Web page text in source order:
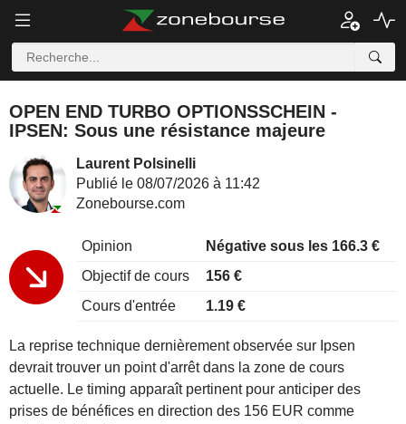
OPEN END TURBO OPTIONSSCHEIN -
IPSEN: Sous une résistance majeure
Laurent Polsinelli
Publié le 08/07/2026 à 11:42
Zonebourse.com
Opinion
Négative sous les 166.3 €
Objectif de cours
156 €
Cours d'entrée
1.19 €
La reprise technique dernièrement observée sur Ipsen
devrait trouver un point d'arrêt dans la zone de cours
actuelle. Le timing apparaît pertinent pour anticiper des
prises de bénéfices en direction des 156 EUR comme